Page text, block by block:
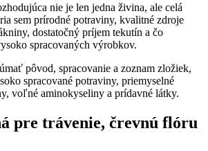
nie je len jedna živina, ale celá
sem prírodné potraviny, kvalitné zdroje
dostatočný príjem tekutín a čo
spracovaných výrobkov.
pôvod, spracovanie a zoznam zložiek,
spracované potraviny, priemyselné
voľné aminokyseliny a prídavné látky.
pre trávenie, črevnú flóru